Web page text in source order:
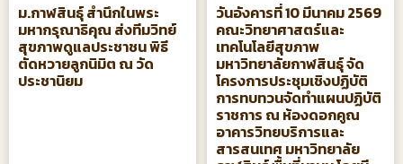
ม.กาฬสินธุ์ สำนึกในพระ
มหากรุณาธิคุณ ส่งทีมวิทย์
สุขภาพดูแลประชาชน พิธี
ตัดหวายลูกนิมิต ณ วัด
ประชานิยม
วันอังคารที่ 10 มีนาคม 2569
คณะวิทยาศาสตร์และ
เทคโนโลยีสุขภาพ
มหาวิทยาลัยกาฬสินธุ์ จัด
โครงการประชุมเชิงปฏิบัติ
การทบทวนจัดทําแผนปฏิบัติ
ราชการ ณ ห้องดอกคูณ
อาคารวิทยบริการและ
สารสนเทศ มหาวิทยาลัย